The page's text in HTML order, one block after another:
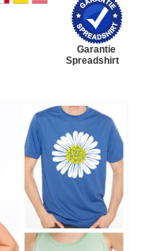
Garantie
Spreadshirt